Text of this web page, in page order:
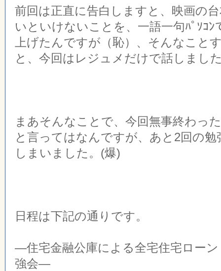
前回は正直に告白しますと、映画の
いといけないことを、一語一句ﾊﾟｿｺ
上げたんですが（恥）、そんなこと
と、今回はレジュメだけで話しまし
まあそんなことで、今回無事終わっ
と言ってはなんですが、あと2回の
しまいました。(爆)
日程は下記の通りです。
—住宅金融公庫による全宅住宅ロー
強会—